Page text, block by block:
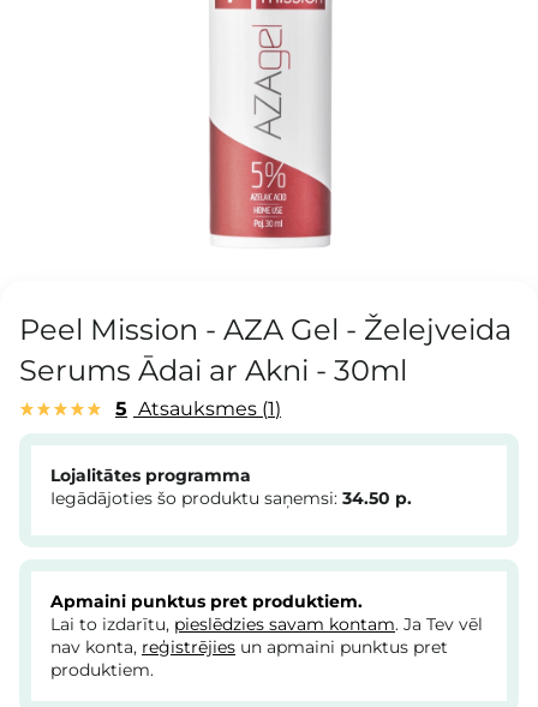
Peel Mission - AZA Gel - Želejveida
Serums Ādai ar Akni - 30ml
5 Atsauksmes 1
Lojalitātes programma
Iegādājoties šo produktu saņemsi: 34.50 p.
Apmaini punktus pret produktiem.
Lai to izdarītu, pieslēdzies savam kontam. Ja Tev vēl
nav konta, reģistrējies un apmaini punktus pret
produktiem.